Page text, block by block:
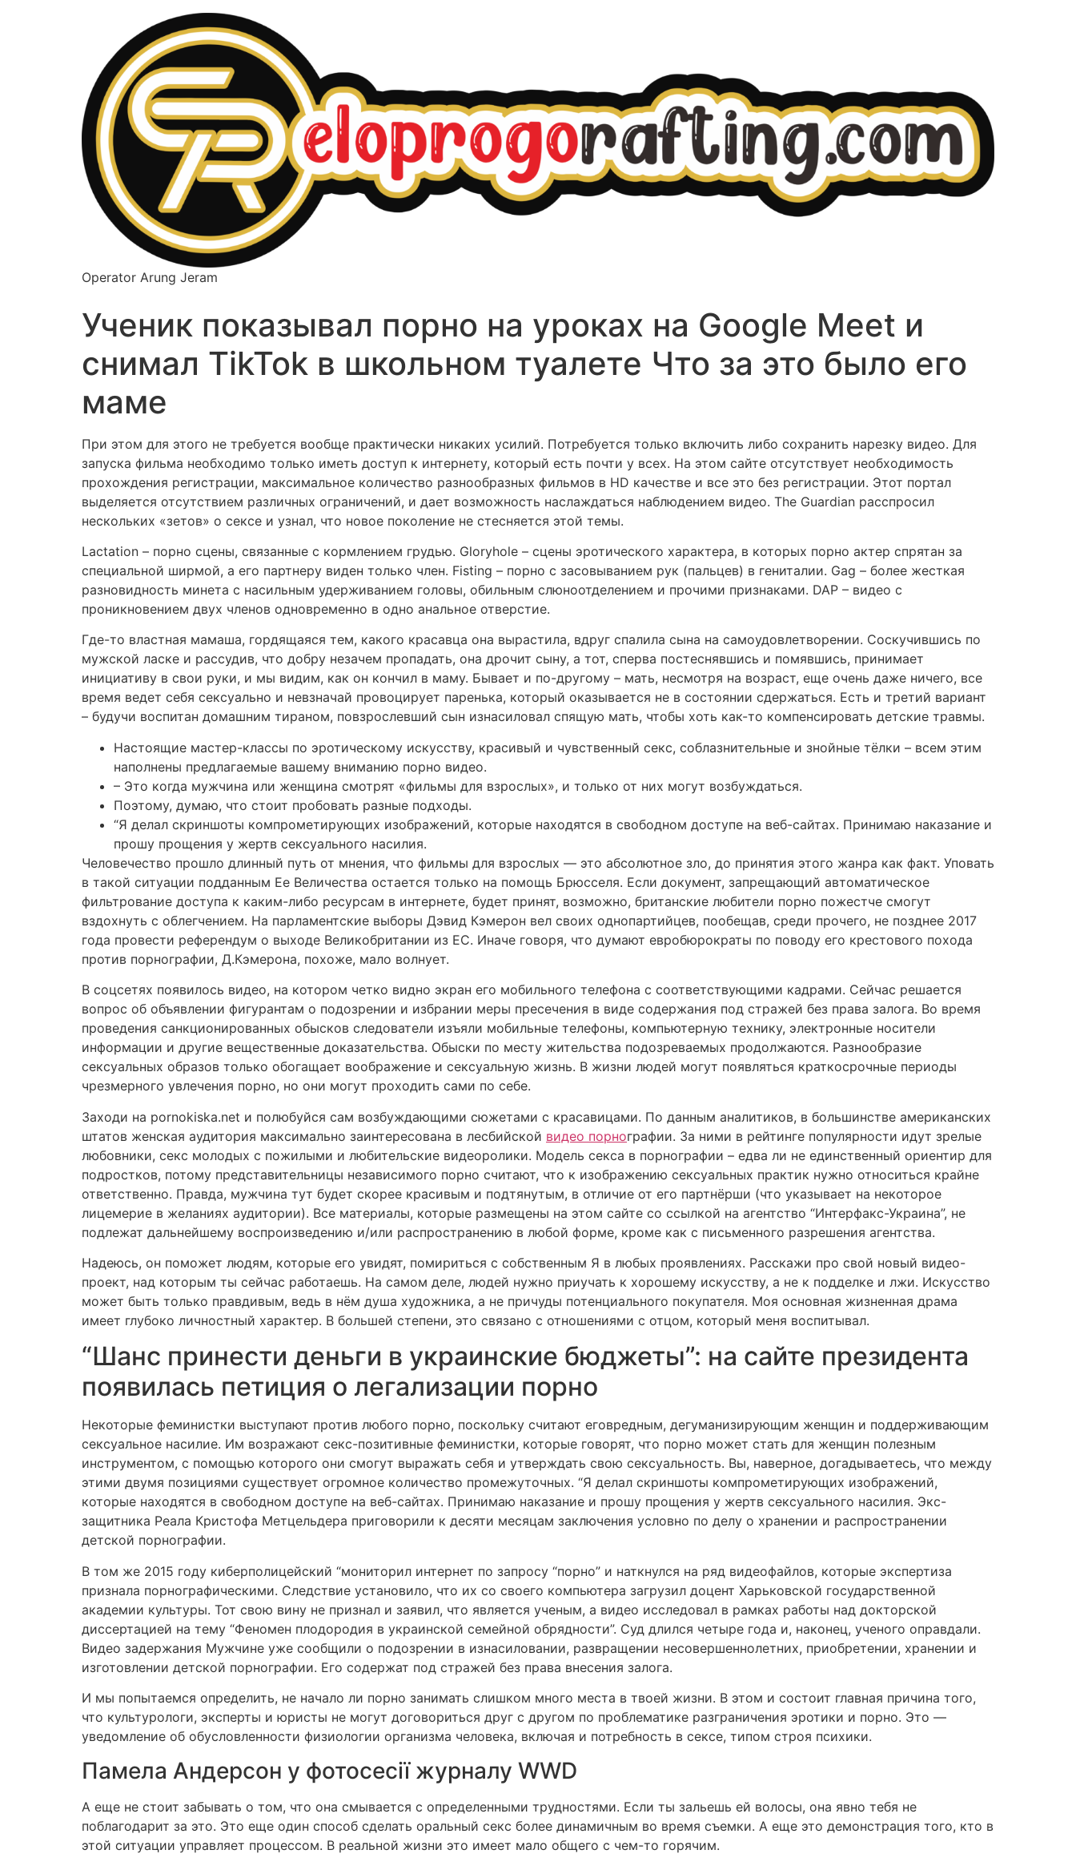
Operator Arung Jeram
Ученик показывал порно на уроках на Gооglе Мееt и
снимал TikTok в школьном туалете Что за это было его
маме
При этом для этого не требуется вообще практически никаких усилий. Потребуется только включить либо сохранить нарезку видео. Для
запуска фильма необходимо только иметь доступ к интернету, который есть почти у всех. На этом сайте отсутствует необходимость
прохождения регистрации, максимальное количество разнообразных фильмов в HD качестве и все это без регистрации. Этот портал
выделяется отсутствием различных ограничений, и дает возможность наслаждаться наблюдением видео. The Guardian расспросил
нескольких «зетов» о сексе и узнал, что новое поколение не стесняется этой темы.
Lactation – порно сцены, связанные с кормлением грудью. Gloryhole – сцены эротического характера, в которых порно актер спрятан за
специальной ширмой, а его партнеру виден только член. Fisting – порно с засовыванием рук (пальцев) в гениталии. Gag – более жесткая
разновидность минета с насильным удерживанием головы, обильным слюноотделением и прочими признаками. DAP – видео с
проникновением двух членов одновременно в одно анальное отверстие.
Где-то властная мамаша, гордящаяся тем, какого красавца она вырастила, вдруг спалила сына на самоудовлетворении. Соскучившись по
мужской ласке и рассудив, что добру незачем пропадать, она дрочит сыну, а тот, сперва постеснявшись и помявшись, принимает
инициативу в свои руки, и мы видим, как он кончил в маму. Бывает и по-другому – мать, несмотря на возраст, еще очень даже ничего, все
время ведет себя сексуально и невзначай провоцирует паренька, который оказывается не в состоянии сдержаться. Есть и третий вариант
– будучи воспитан домашним тираном, повзрослевший сын изнасиловал спящую мать, чтобы хоть как-то компенсировать детские травмы.
Настоящие мастер-классы по эротическому искусству, красивый и чувственный секс, соблазнительные и знойные тёлки – всем этим
наполнены предлагаемые вашему вниманию порно видео.
– Это когда мужчина или женщина смотрят «фильмы для взрослых», и только от них могут возбуждаться.
Поэтому, думаю, что стоит пробовать разные подходы.
“Я делал скриншоты компрометирующих изображений, которые находятся в свободном доступе на веб-сайтах. Принимаю наказание и
прошу прощения у жертв сексуального насилия.
Человечество прошло длинный путь от мнения, что фильмы для взрослых — это абсолютное зло, до принятия этого жанра как факт. Уповать
в такой ситуации подданным Ее Величества остается только на помощь Брюсселя. Если документ, запрещающий автоматическое
фильтрование доступа к каким-либо ресурсам в интернете, будет принят, возможно, британские любители порно пожестче смогут
вздохнуть с облегчением. На парламентские выборы Дэвид Кэмерон вел своих однопартийцев, пообещав, среди прочего, не позднее 2017
года провести референдум о выходе Великобритании из ЕС. Иначе говоря, что думают евробюрократы по поводу его крестового похода
против порнографии, Д.Кэмерона, похоже, мало волнует.
В соцсетях появилось видео, на котором четко видно экран его мобильного телефона с соответствующими кадрами. Сейчас решается
вопрос об объявлении фигурантам о подозрении и избрании меры пресечения в виде содержания под стражей без права залога. Во время
проведения санкционированных обысков следователи изъяли мобильные телефоны, компьютерную технику, электронные носители
информации и другие вещественные доказательства. Обыски по месту жительства подозреваемых продолжаются. Разнообразие
сексуальных образов только обогащает воображение и сексуальную жизнь. В жизни людей могут появляться краткосрочные периоды
чрезмерного увлечения порно, но они могут проходить сами по себе.
Заходи на pornokiska.net и полюбуйся сам возбуждающими сюжетами с красавицами. По данным аналитиков, в большинстве американских
штатов женская аудитория максимально заинтересована в лесбийской видео порнографии. За ними в рейтинге популярности идут зрелые
любовники, секс молодых с пожилыми и любительские видеоролики. Модель секса в порнографии – едва ли не единственный ориентир для
подростков, потому представительницы независимого порно считают, что к изображению сексуальных практик нужно относиться крайне
ответственно. Правда, мужчина тут будет скорее красивым и подтянутым, в отличие от его партнёрши (что указывает на некоторое
лицемерие в желаниях аудитории). Все материалы, которые размещены на этом сайте со ссылкой на агентство “Интерфакс-Украина”, не
подлежат дальнейшему воспроизведению и/или распространению в любой форме, кроме как с письменного разрешения агентства.
Надеюсь, он поможет людям, которые его увидят, помириться с собственным Я в любых проявлениях. Расскажи про свой новый видео-
проект, над которым ты сейчас работаешь. На самом деле, людей нужно приучать к хорошему искусству, а не к подделке и лжи. Искусство
может быть только правдивым, ведь в нём душа художника, а не причуды потенциального покупателя. Моя основная жизненная драма
имеет глубоко личностный характер. В большей степени, это связано с отношениями с отцом, который меня воспитывал.
“Шанс принести деньги в украинские бюджеты”: на сайте президента
появилась петиция о легализации порно
Некоторые феминистки выступают против любого порно, поскольку считают еговредным, дегуманизирующим женщин и поддерживающим
сексуальное насилие. Им возражают секс-позитивные феминистки, которые говорят, что порно может стать для женщин полезным
инструментом, с помощью которого они смогут выражать себя и утверждать свою сексуальность. Вы, наверное, догадываетесь, что между
этими двумя позициями существует огромное количество промежуточных. “Я делал скриншоты компрометирующих изображений,
которые находятся в свободном доступе на веб-сайтах. Принимаю наказание и прошу прощения у жертв сексуального насилия. Экс-
защитника Реала Кристофа Метцельдера приговорили к десяти месяцам заключения условно по делу о хранении и распространении
детской порнографии.
В том же 2015 году киберполицейский “мониторил интернет по запросу “порно” и наткнулся на ряд видеофайлов, которые экспертиза
признала порнографическими. Следствие установило, что их со своего компьютера загрузил доцент Харьковской государственной
академии культуры. Тот свою вину не признал и заявил, что является ученым, а видео исследовал в рамках работы над докторской
диссертацией на тему “Феномен плодородия в украинской семейной обрядности”. Суд длился четыре года и, наконец, ученого оправдали.
Видео задержания Мужчине уже сообщили о подозрении в изнасиловании, развращении несовершеннолетних, приобретении, хранении и
изготовлении детской порнографии. Его содержат под стражей без права внесения залога.
И мы попытаемся определить, не начало ли порно занимать слишком много места в твоей жизни. В этом и состоит главная причина того,
что культурологи, эксперты и юристы не могут договориться друг с другом по проблематике разграничения эротики и порно. Это —
уведомление об обусловленности физиологии организма человека, включая и потребность в сексе, типом строя психики.
Памела Андерсон у фотосесії журналу WWD
А еще не стоит забывать о том, что она смывается с определенными трудностями. Если ты зальешь ей волосы, она явно тебя не
поблагодарит за это. Это еще один способ сделать оральный секс более динамичным во время съемки. А еще это демонстрация того, кто в
этой ситуации управляет процессом. В реальной жизни это имеет мало общего с чем-то горячим.